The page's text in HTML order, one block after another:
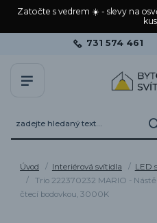
Zatočte s vedrem ☀️ - slevy na
731 574 461
Úvod Interiérová svítidla LED
Trio 222370232 MARIO -
čtecí bodovkou, 3000K